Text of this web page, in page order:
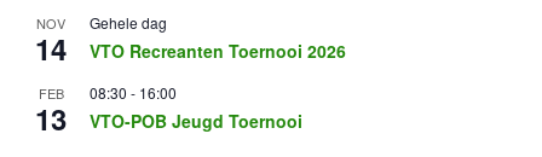
NOV
14
Gehele dag
VTO Recreanten Toernooi 2026
FEB
13
08:30 - 16:00
VTO-POB Jeugd Toernooi